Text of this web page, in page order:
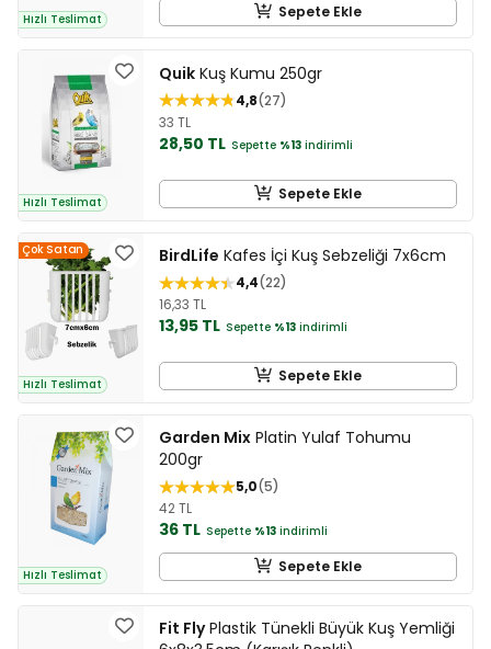
Hızlı Teslimat Sepete Ekle
Hızlı Teslimat
Quik Kuş Kumu 250gr
4,8 27
33 TL
28,50 TL Sepette %13 indirimli
Sepete Ekle
Çok Satan
Hızlı Teslimat
BirdLife Kafes İçi Kuş Sebzeliği 7x6cm
4,4 22
16,33 TL
13,95 TL Sepette %13 indirimli
Sepete Ekle
Hızlı Teslimat
Garden Mix Platin Yulaf Tohumu
200gr
5,0 5
42 TL
36 TL Sepette %13 indirimli
Sepete Ekle
Fit FlyPlastik Tünekli Büyük Kuş Yemliği